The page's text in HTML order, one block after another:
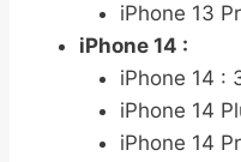
iPhone 13
iPhone 14 :
iPhone 14 :
iPhone 14
iPhone 14